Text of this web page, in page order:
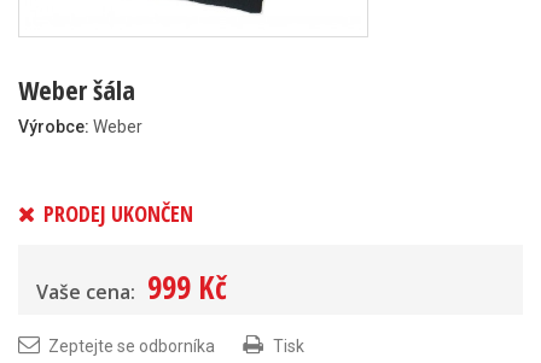
Weber šála
Výrobce: Weber
PRODEJ UKONČEN
Vaše cena: 999 Kč
Zeptejte se odborníka Tisk